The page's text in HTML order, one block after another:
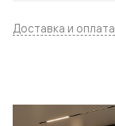
Доставка и оплата